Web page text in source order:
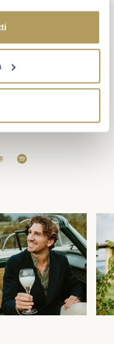
A volte è un evento,
la compagnia giusta e
Berlucchi sui